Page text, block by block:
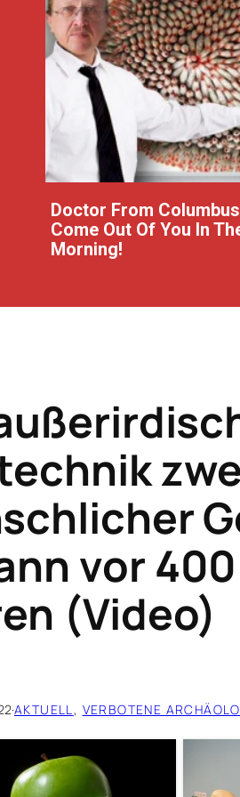
Doctor From
Come Out Of You In
Morning!
vor
(Video)
·AKTUELL, VERBOTENE